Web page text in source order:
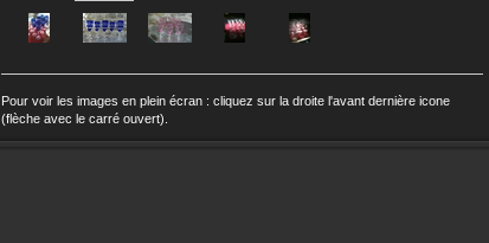
Pour voir les images en plein écran : cliquez sur la droite l'avant dernière icone
(flèche avec le carré ouvert).